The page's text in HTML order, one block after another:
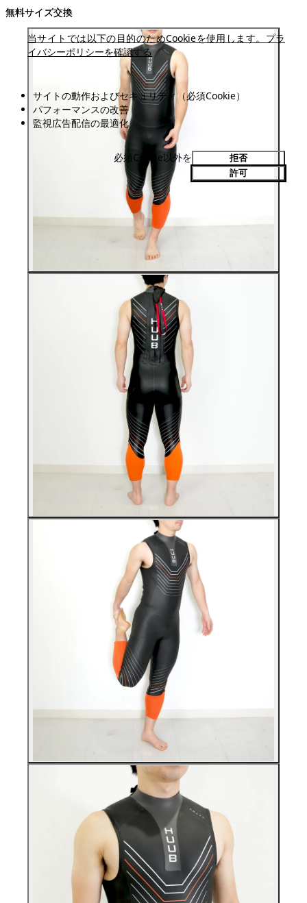
当サイトでは以下の目的のためCookieを使用します。 プラ
イバシーポリシーを確認する
サイトの動作およびセキュリティ（必須Cookie）
パフォーマンスの改善
監視広告配信の最適化
必須Cookie以外を
拒否
許可
無料サイズ交換
無料サイズ交換